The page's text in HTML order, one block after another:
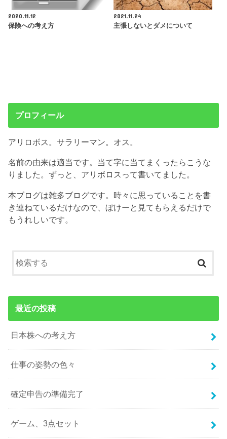
2020.11.12
保険への考え方
2021.11.24
主張しないとダメについて
プロフィール
アリロボス。サラリーマン。オス。
名前の由来は適当です。当て字に当てまくったらこうな
りました。ずっと、アリボロスって書いてました。
本ブログは雑多ブログです。時々に思っていることを書
き連ねているだけなので、ぼけーと見てもらえるだけで
もうれしいです。
最近の投稿
日本株への考え方
仕事の姿勢の色々
確定申告の準備完了
ゲーム、3点セット